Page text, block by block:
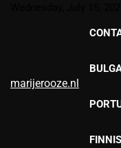
marijerooze.nl